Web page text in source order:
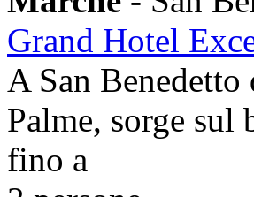
Grand Hotel
A San
Palme, sorge
fino a